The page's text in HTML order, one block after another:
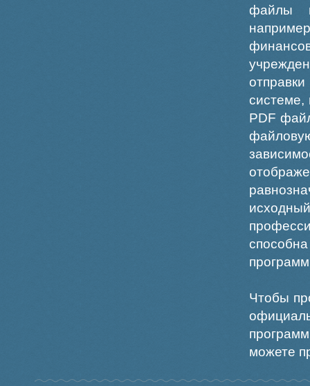
файлы
системе,
PDF
Чтобы
можете